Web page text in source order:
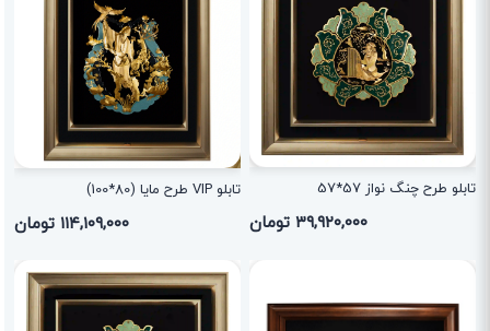
تابلو طرح چنگ نواز 57*57
۳۹,۹۲۰,۰۰۰ تومان
تابلو VIP طرح مایا (80*100)
۱۱۴,۱۰۹,۰۰۰ تومان